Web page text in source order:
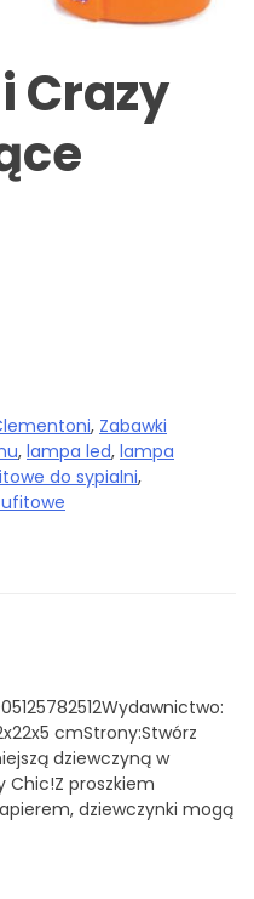
Crazy
, Zabawki
, lampa led, lampa
do sypialni,
cmStrony:Stwórz
dziewczyną w
Chic!Z proszkiem
dziewczynki mogą